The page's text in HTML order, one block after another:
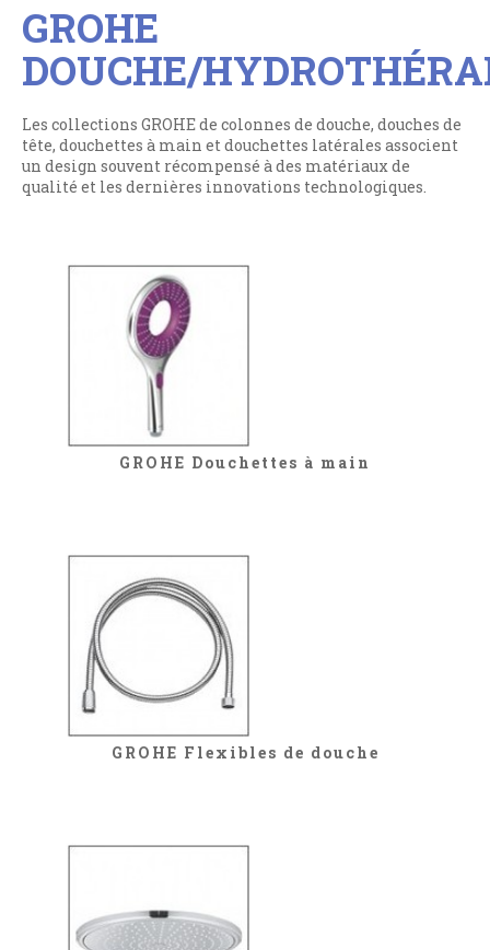
GROHE
DOUCHE/
Les collections GROHE de colonnes de douche, douches de
tête, douchettes à main et douchettes latérales associent
un design souvent récompensé à des matériaux de
qualité et les dernières innovations technologiques.
GROHE Douchettes à main
GROHE Flexibles de douche